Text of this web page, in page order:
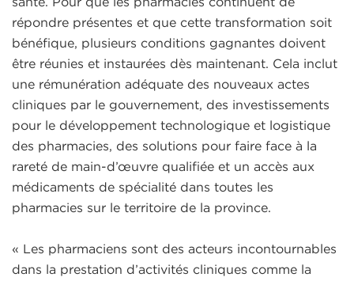
répondre présentes et que cette transformation soit
bénéfique, plusieurs conditions gagnantes doivent
être réunies et instaurées dès maintenant. Cela inclut
une rémunération adéquate des nouveaux actes
cliniques par le gouvernement, des investissements
pour le développement technologique et logistique
des pharmacies, des solutions pour faire face à la
rareté de main-d’œuvre qualifiée et un accès aux
médicaments de spécialité dans toutes les
pharmacies sur le territoire de la province.
« Les pharmaciens sont des acteurs incontournables
dans la prestation d’activités cliniques comme la